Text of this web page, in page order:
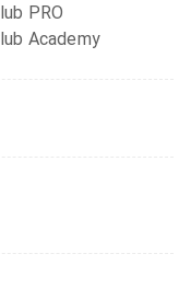
PRO
Academy